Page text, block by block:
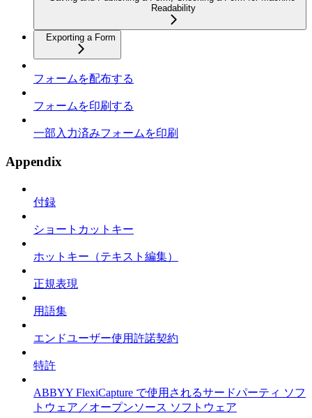
Readability
Exporting a Form
フォームを配布する
フォームを印刷する
一部入力済みフォームを印刷
Appendix
付録
ショートカットキー
ホットキー（テキスト編集）
正規表現
用語集
エンドユーザー使用許諾契約
特許
ABBYY FlexiCapture で使用されるサードパーティ ソフ
トウェア／オープンソース ソフトウェア